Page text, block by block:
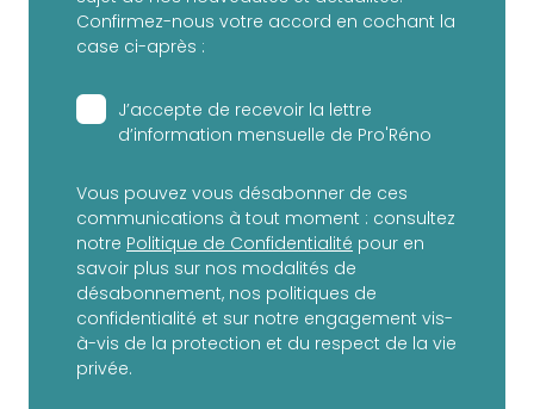
Confirmez-nous votre accord en cochant la
case ci-après :
J’accepte de recevoir la lettre
d’information mensuelle de Pro'Réno
Vous pouvez vous désabonner de ces
communications à tout moment : consultez
notre Politique de Confidentialité pour en
savoir plus sur nos modalités de
désabonnement, nos politiques de
confidentialité et sur notre engagement vis-
à-vis de la protection et du respect de la vie
privée.